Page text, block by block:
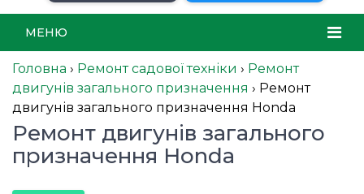
МЕНЮ
Головна › Ремонт садової техніки › Ремонт
двигунів загального призначення › Ремонт
двигунів загального призначення Honda
Ремонт двигунів загального
призначення Honda